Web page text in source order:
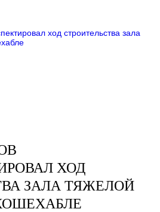
ХОД
ЗАЛА ТЯЖЕЛОЙ